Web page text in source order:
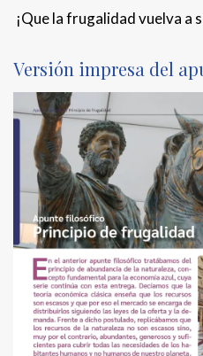
¡Que la frugalidad vuelva a
Versión impresa del